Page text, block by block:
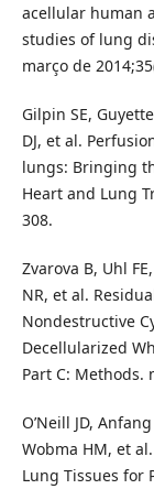
acellular human
studies of lung
março de
Gilpin SE,
DJ, et al.
lungs: Bringing
Heart and Lung
308.
Zvarova B, Uhl
NR, et al.
Nondestructive
Decellularized
Part C: Methods.
O’Neill JD,
Wobma HM, et
Lung Tissues for